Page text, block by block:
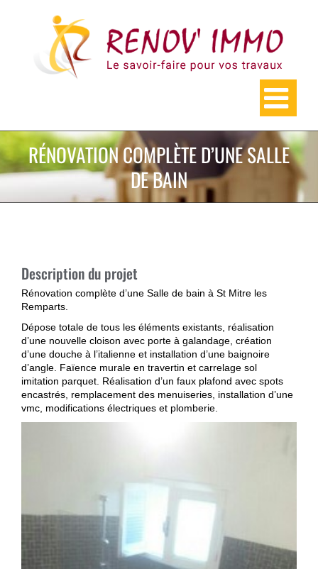
RÉNOVATION COMPLÈTE D’UNE SALLE
DE BAIN
Description du projet
Rénovation complète d’une Salle de bain à St Mitre les
Remparts.
Dépose totale de tous les éléments existants, réalisation
d’une nouvelle cloison avec porte à galandage, création
d’une douche à l’italienne et installation d’une baignoire
d’angle. Faïence murale en travertin et carrelage sol
imitation parquet. Réalisation d’un faux plafond avec spots
encastrés, remplacement des menuiseries, installation d’une
vmc, modifications électriques et plomberie.